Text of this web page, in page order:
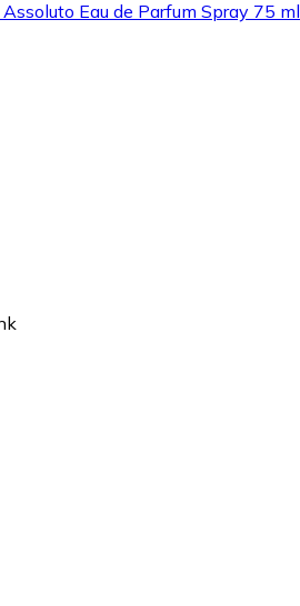
Eau de Parfum Spray 75 ml